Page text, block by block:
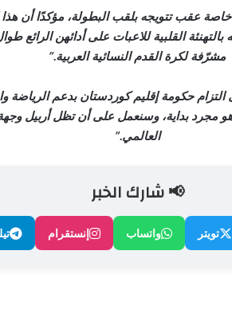
عقب تتويجه بلقب البطولة، مؤكدًا أن هذا
بالتهنئة القلبية للاعبات على أدائهن
مشرّفة لكرة القدم النسائية العربية.”
التزام حكومة إقليم كوردستان بدعم الرياضة
هو مجرد بداية، وسنعمل على أن تظل أربيل
العالمي.”
📢 شارك الخبر
تويتر واتساب إنستقرام